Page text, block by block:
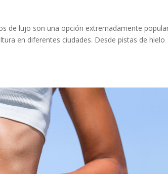
de lujo son una opción extremadamente
en diferentes ciudades. Desde pistas de hielo